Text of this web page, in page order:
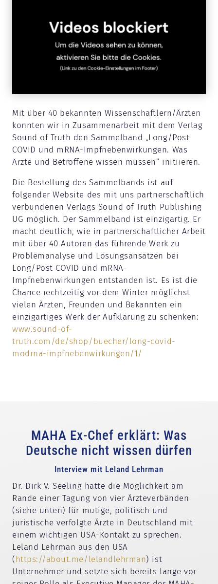
Mit über 40 bekannten Wissenschaftlern/Ärzten
konnten wir in Zusammenarbeit mit dem Verlag
Sound of Truth den Sammelband „Long/Post
COVID und mRNA-Impfnebenwirkungen. Was
Ärzte und Betroffene wissen müssen” initiieren.
Die Bestellung des Sammelbands ist auf
folgender Website des mit uns partnerschaftlich
verbundenen Verlags Sound of Truth Publishing
UG möglich. Der Sammelband ist einzigartig. Er
macht deutlich, wie in partnerschaftlicher Arbeit
mit über 40 Autoren das führende Werk zu
Problemanalyse und Lösungsansätzen bei
Long/Post COVID und mRNA-
Impfnebenwirkungen entstanden ist. Es ist die
Chance rechtzeitig vor dem Winter möglichst
vielen Ärzten, Freunden und Bekannten ein
einzigartiges Werk der Aufklärung zu schenken:
www.sound-of-
truth.com/de/shop/buecher/long-covid-
modrna-impfnebenwirkungen/1/
MAHA Ex-Chef erklärt: Was
Deutsche nicht wissen dürfen
Interview mit Leland Lehrman
Dr. Dirk V. Seeling hatte die Möglichkeit am
Rande einer Tagung von vier Ärzteverbänden
(siehe unten) für mutige, politisch und
juristische verfolgte Ärzte in Deutschland mit
einem wichtigen USA-Kontakt zu sprechen.
Leland Lehrman aus den USA
(https://about.me/lelandlehrman) ist
Unternehmer und setzte sich bereits lange vor